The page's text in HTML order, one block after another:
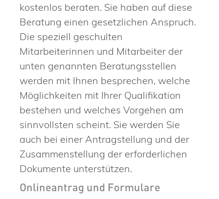
kostenlos beraten. Sie haben auf diese
Beratung einen gesetzlichen Anspruch.
Die speziell geschulten
Mitarbeiterinnen und Mitarbeiter der
unten genannten Beratungsstellen
werden mit Ihnen besprechen, welche
Möglichkeiten mit Ihrer Qualifikation
bestehen und welches Vorgehen am
sinnvollsten scheint. Sie werden Sie
auch bei einer Antragstellung und der
Zusammenstellung der erforderlichen
Dokumente unterstützen.
Onlineantrag und Formulare